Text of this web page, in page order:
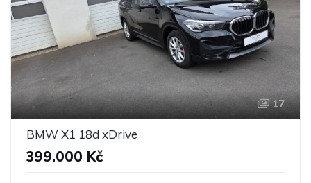
17
BMW X1 18d xDrive
399.000 Kč